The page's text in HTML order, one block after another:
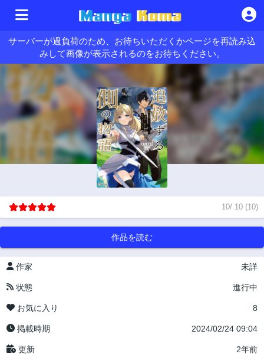
サーバーが過負荷のため、お待ちいただくかページを再読み込
みして画像が表示されるのをお待ちください。
10/ 10 (10)
作品を読む
作家 未詳
状態 進行中
お気に入り 8
掲載時期 2024/02/24 09:04
更新 2年前